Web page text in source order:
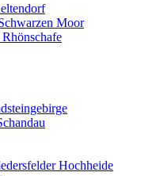
Moor
Hochheide